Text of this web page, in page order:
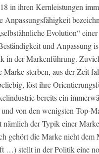
in ihren Kernleistungen
Anpassungsfähigkeit
Evolution“
und Anpassung
in der Markenführung. Zuviel
Marke sterben, aus der Zeit
löst ihre
bereits ein
von den wenigsten Top-
nämlich der Typik einer
gehört die Marke nicht dem
…) stellt in der Politik eine